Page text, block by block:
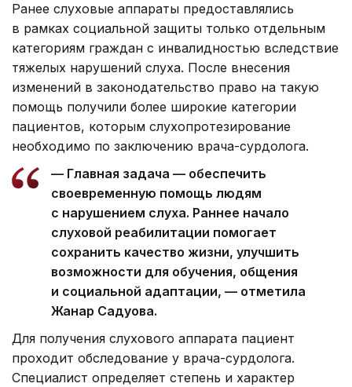
Ранее слуховые аппараты предоставлялись
в рамках социальной защиты только отдельным
категориям граждан с инвалидностью вследствие
тяжелых нарушений слуха. После внесения
изменений в законодательство право на такую
помощь получили более широкие категории
пациентов, которым слухопротезирование
необходимо по заключению врача-сурдолога.
— Главная задача — обеспечить
своевременную помощь людям
с нарушением слуха. Раннее начало
слуховой реабилитации помогает
сохранить качество жизни, улучшить
возможности для обучения, общения
и социальной адаптации, — отметила
Жанар Садуова.
Для получения слухового аппарата пациент
проходит обследование у врача-сурдолога.
Специалист определяет степень и характер